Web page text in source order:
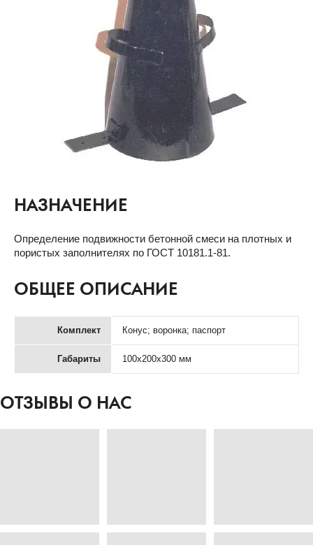
НАЗНАЧЕНИЕ
Определение подвижности бетонной смеси на плотных и
пористых заполнителях по ГОСТ 10181.1-81.
ОБЩЕЕ ОПИСАНИЕ
Комплект Конус; воронка; паспорт
Габариты 100х200х300 мм
ОТЗЫВЫ О НАС